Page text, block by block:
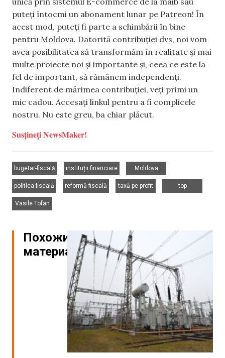
puteți întocmi un abonament lunar pe Patreon! În
acest mod, puteți fi parte a schimbării în bine
pentru Moldova. Datorită contribuției dvs, noi vom
avea posibilitatea să transformăm în realitate și mai
multe proiecte noi și importante și, ceea ce este la
fel de important, să rămânem independenți.
Indiferent de mărimea contribuției, veți primi un
mic cadou. Accesați linkul pentru a fi complicele
nostru. Nu este greu, ba chiar plăcut.
Susțineți NewsMaker!
bugetar-fiscală
instituții financiare
Moldova
politica fiscală
reformă fiscală
taxă pe profit
top
Vasile Tofan
Похожие
материалы